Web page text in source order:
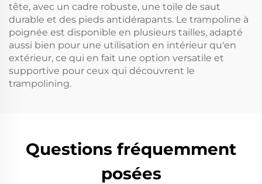
tête, avec un cadre robuste, une toile de saut
durable et des pieds antidérapants. Le trampoline à
poignée est disponible en plusieurs tailles, adapté
aussi bien pour une utilisation en intérieur qu'en
extérieur, ce qui en fait une option versatile et
supportive pour ceux qui découvrent le
trampolining.
Questions fréquemment
posées